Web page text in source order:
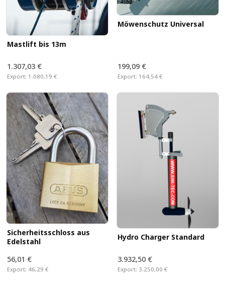
Mastlift bis 13m
1.307,03 €
Export: 1.080,19 €
Möwenschutz Universal
199,09 €
Export: 164,54 €
Sicherheitsschloss aus
Edelstahl
56,01 €
Export: 46,29 €
Hydro Charger Standard
3.932,50 €
Export: 3.250,00 €